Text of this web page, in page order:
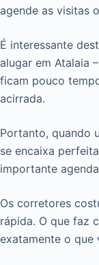
agende as visitas
É interessante
alugar em Atalaia
ficam pouco
acirrada.
Portanto, quando
se encaixa
importante
Os corretores
rápida. O que faz
exatamente o que